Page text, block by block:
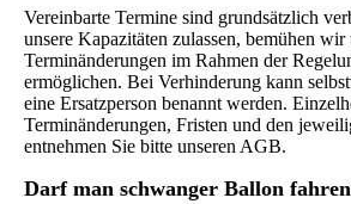
Vereinbarte Termine sind grundsätzlich
unsere Kapazitäten zulassen, bemühen wir
Terminänderungen im Rahmen der
ermöglichen. Bei Verhinderung kann
eine Ersatzperson benannt werden.
Terminänderungen, Fristen und den
entnehmen Sie bitte unseren AGB.
Darf man schwanger Ballon